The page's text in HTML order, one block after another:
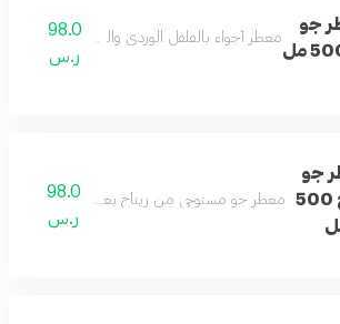
جو
معطر أجواء بالفلفل الوردي والتوبي روز والمسك
98.0
ر.س
جو
ريتاج 500
معطر جو مستوحى من ريتاج بعبير الزهور
98.0
ر.س